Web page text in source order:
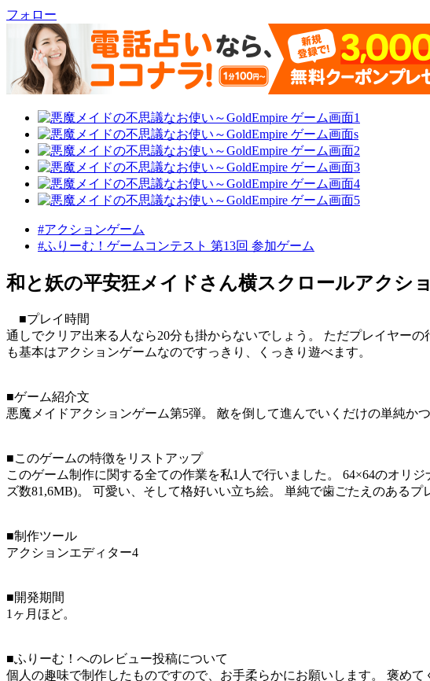
フォロー
#アクションゲーム
#ふりーむ！ゲームコンテスト 第13回 参加ゲーム
和と妖の平安狂メイドさん横スクロールアクシ
■プレイ時間
通しでクリア出来る人なら20分も掛からないでしょう。 ただプレイヤー
も基本はアクションゲームなのですっきり、くっきり遊べます。
■ゲーム紹介文
悪魔メイドアクションゲーム第5弾。 敵を倒して進んでいくだけの単純か
■このゲームの特徴をリストアップ
このゲーム制作に関する全ての作業を私1人で行いました。 64×64のオリ
ズ数81,6MB)。 可愛い、そして格好いい立ち絵。 単純で歯ごたえのある
■制作ツール
アクションエディター4
■開発期間
1ヶ月ほど。
■ふりーむ！へのレビュー投稿について
個人の趣味で制作したものですので、お手柔らかにお願いします。 褒め